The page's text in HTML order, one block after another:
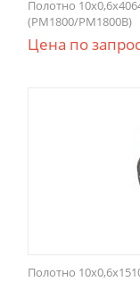
Полотно
(PM1800/PM1800B)
Цена по
Полотно